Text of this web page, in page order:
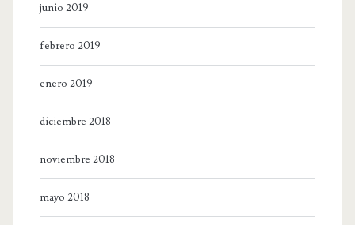
junio 2019
febrero 2019
enero 2019
diciembre 2018
noviembre 2018
mayo 2018